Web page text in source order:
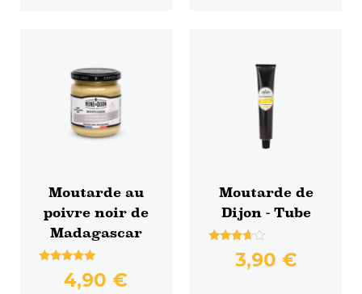
Moutarde au
poivre noir de
Madagascar
4,90 €
Moutarde de
Dijon - Tube
3,90 €